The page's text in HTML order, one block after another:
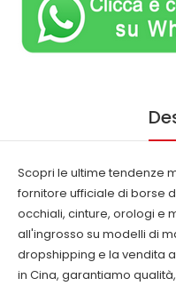
Scopri le ultime tendenze
fornitore ufficiale di borse
occhiali, cinture, orologi e
all'ingrosso su modelli di
dropshipping e la vendita
in Cina, garantiamo